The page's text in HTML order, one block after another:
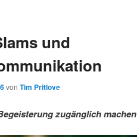
und
von Tim Pritlove
zugänglich machen